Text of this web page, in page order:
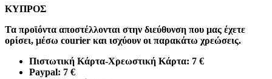
ΚΥΠΡΟΣ
Τα προϊόντα αποστέλλονται στην διεύθυνση που μας έχετε
ορίσει, μέσω courier και ισχύουν οι παρακάτω χρεώσεις.
Πιστωτική Κάρτα-Χρεωστική Κάρτα: 7 €​
Paypal: 7 €